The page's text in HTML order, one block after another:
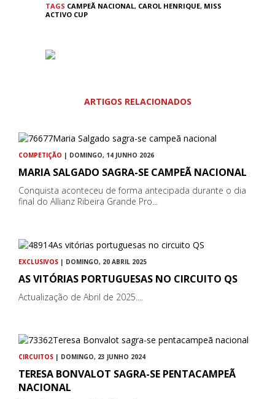
TAGS CAMPEÃ NACIONAL, CAROL HENRIQUE, MISS
ACTIVO CUP
ARTIGOS RELACIONADOS
COMPETIÇÃO | DOMINGO, 14 JUNHO 2026
MARIA SALGADO SAGRA-SE CAMPEÃ NACIONAL
Conquista aconteceu de forma antecipada durante o dia
final do Allianz Ribeira Grande Pro...
EXCLUSIVOS | DOMINGO, 20 ABRIL 2025
AS VITÓRIAS PORTUGUESAS NO CIRCUITO QS
Actualização de Abril de 2025....
CIRCUITOS | DOMINGO, 23 JUNHO 2024
TERESA BONVALOT SAGRA-SE PENTACAMPEÃ
NACIONAL